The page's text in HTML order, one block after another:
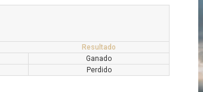
Resultado
Ganado
Perdido